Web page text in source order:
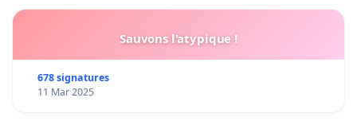
Sauvons l'atypique !
678 signatures
11 Mar 2025